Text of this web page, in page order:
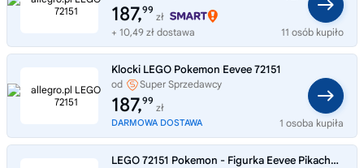
187,99
zł
+ 10,49 zł dostawa
11 osób kupiło
Klocki LEGO Pokemon Eevee 72151
od
Super Sprzedawcy
MediaMarktPolska
187,99
zł
DARMOWA DOSTAWA 1 osoba kupiła
LEGO 72151 Pokemon - Figurka Eevee Pikachu LEGO na prezent